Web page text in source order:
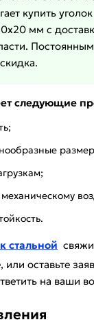
купить уголок
мм с
следующие
стальной
или оставьте
на ваши